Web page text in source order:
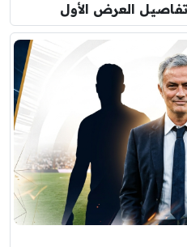
العرض الأول